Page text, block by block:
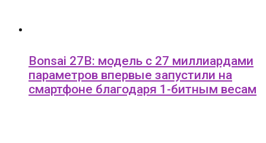
Bonsai 27B: модель с 27 миллиардами
параметров впервые запустили на
смартфоне благодаря 1-битным весам